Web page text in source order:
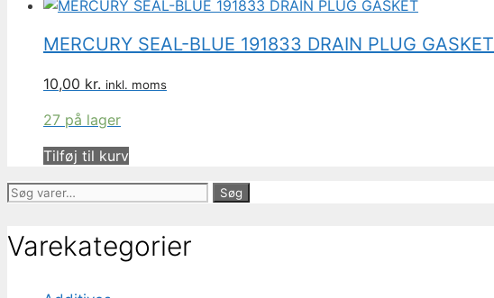
MERCURY SEAL-BLUE 191833 DRAIN PLUG GASKET
10,00 kr. inkl. moms
27 på lager
Tilføj til kurv
Søg
Søg
Varekategorier